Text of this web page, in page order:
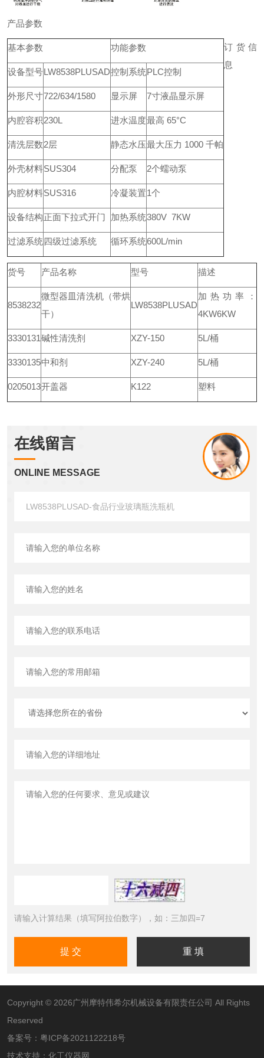
产品参数
基本参数 功能参数
设备型号LW8538PLUSAD控制系统PLC控制
外形尺寸722/634/1580 显示屏 7寸液晶显示屏
内腔容积230L 进水温度最高 65°C
清洗层数2层 静态水压最大压力 1000 千帕
外壳材料SUS304 分配泵 2个蠕动泵
内腔材料SUS316 冷凝装置1个
设备结构正面下拉式开门 加热系统380V 7KW
过滤系统四级过滤系统 循环系统600L/min
订货信
息
货号 产品名称 型号 描述
8538232
微型器皿清洗机（带烘
干）
LW8538PLUSAD
加热功率：
4KW6KW
3330131碱性清洗剂 XZY-150 5L/桶
3330135中和剂 XZY-240 5L/桶
0205013开盖器 K122 塑料
在线留言
ONLINE MESSAGE
请输入计算结果（填写阿拉伯数字），如：三加四=7
Copyright © 2026广州摩特伟希尔机械设备有限责任公司 All Rights
Reserved
备案号： 粤ICP备2021122218号
技术支持： 化工仪器网